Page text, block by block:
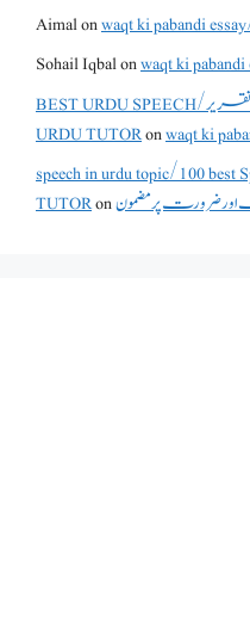
Aimalon
Sohail Iqbalon
BEST URDU SPEECH/کرپشن اور بے انصافی کے موضوع پر تقریر - THE
URDU TUTORon
speech in urdu topic/100 best
TUTORonاور ضرورت پر مضمون